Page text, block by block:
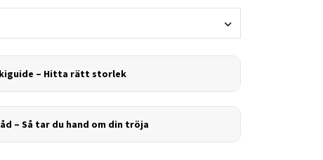
– Hitta rätt storlek
– Så tar du hand om din tröja